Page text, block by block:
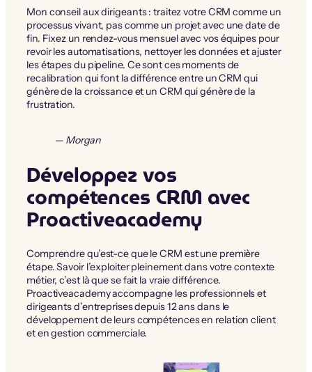
Mon conseil aux dirigeants : traitez votre CRM comme un
processus vivant, pas comme un projet avec une date de
fin. Fixez un rendez-vous mensuel avec vos équipes pour
revoir les automatisations, nettoyer les données et ajuster
les étapes du pipeline. Ce sont ces moments de
recalibration qui font la différence entre un CRM qui
génère de la croissance et un CRM qui génère de la
frustration.
— Morgan
Développez vos
compétences CRM avec
Proactiveacademy
Comprendre qu’est-ce que le CRM est une première
étape. Savoir l’exploiter pleinement dans votre contexte
métier, c’est là que se fait la vraie différence.
Proactiveacademy accompagne les professionnels et
dirigeants d’entreprises depuis 12 ans dans le
développement de leurs compétences en relation client
et en gestion commerciale.